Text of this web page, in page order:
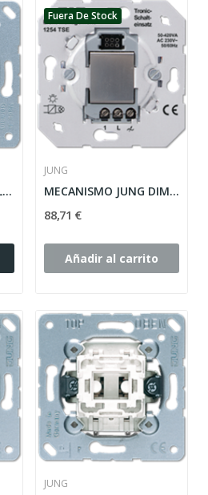
MECANISMO JUNG PULSADOR UNIPOLAR PARA PERSIANA...
Fuera De Stock
JUNG
MECANISMO JUNG DIMMER PROTECCIÓN CORTACIRCUITO...
88,71 €
Añadir al carrito
JUNG